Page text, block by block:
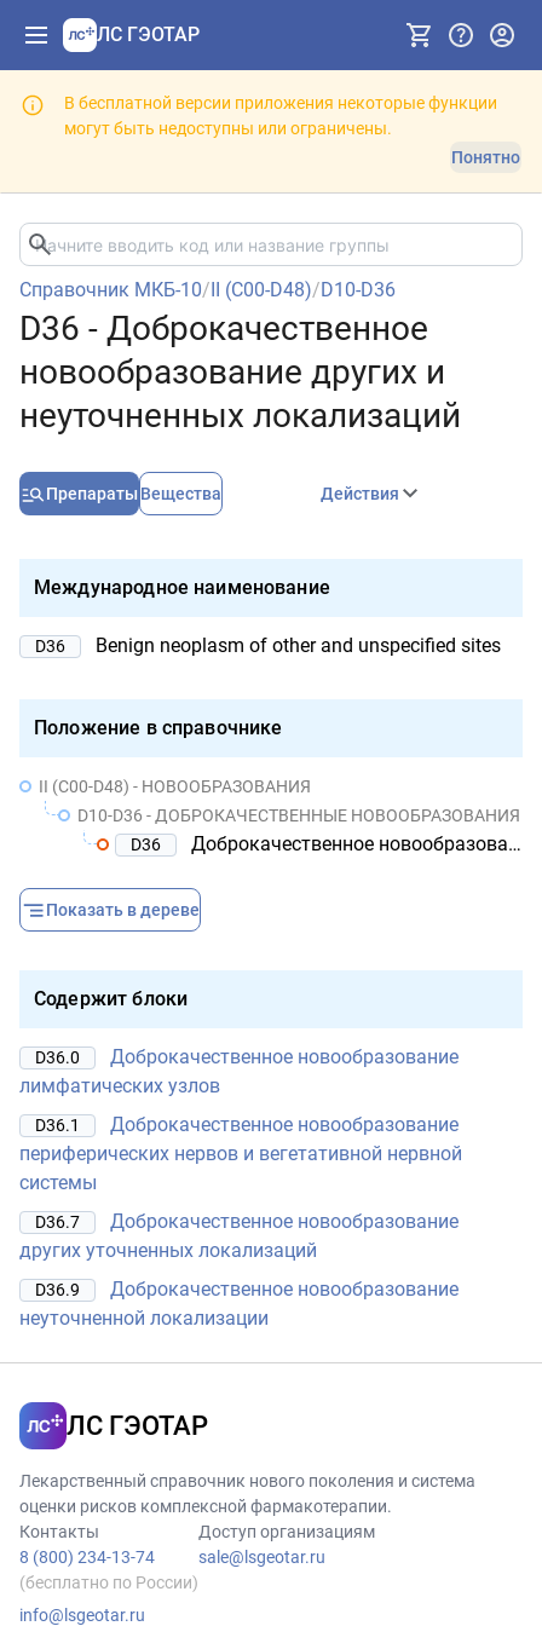
ЛС ГЭОТАР
В бесплатной версии приложения некоторые функции
могут быть недоступны или ограничены.
Понятно
Справочник МКБ-10/II (C00-D48)/D10-D36
D36 - Доброкачественное
новообразование других и
неуточненных локализаций
Препараты Вещества Действия
Международное наименование
D36 Benign neoplasm of other and unspecified sites
Положение в справочнике
II (C00-D48) - НОВООБРАЗОВАНИЯ
D10-D36 - ДОБРОКАЧЕСТВЕННЫЕ НОВООБРАЗОВАНИЯ
D36
Доброкачественное новообразование других и неуточненных локализаций
Показать в дереве
Содержит блоки
D36.0
Доброкачественное новообразование
лимфатических узлов
D36.1
Доброкачественное новообразование
периферических нервов и вегетативной нервной
системы
D36.7
Доброкачественное новообразование
других уточненных локализаций
D36.9
Доброкачественное новообразование
неуточненной локализации
ЛС ГЭОТАР
Лекарственный справочник нового поколения и система
оценки рисков комплексной фармакотерапии.
Контакты
8 (800) 234-13-74
(бесплатно по России)
info@lsgeotar.ru
Доступ организациям
sale@lsgeotar.ru